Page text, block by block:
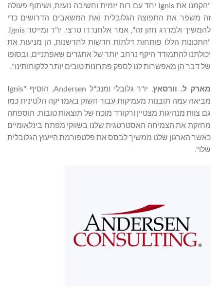
"הקמנו את Ignis יחד עם רוח יזמית וחשיבה נועזת, ושיתוף פעולה
זה משפר את התפוצה הגלובלית ואת המשאבים הדרושים כדי
להמשיך ולמדרג חזון זה", אמר אלחנדרו טרצי, יו"ר ומייסד Ignis.
"התכונות הללו פותחות דלתות חדשות לחדשנות, הן מניעות את
יכולתנו להתמודד היקף נרחב יותר של אתגרים שאפתניים, ובסופו
של דבר הן מאפשרות לנו לספק פתרונות טובים יותר ללקוחותינו".
מארק ל. וורסאץ
, יו"ר גלובלי ומנכ"ל Andersen, הוסיף "Ignis
מביאה עמה תובנות מעמיקות עבור השוק באמריקה הלטינית כמו
גם צוות מנהיגות מצטיין ורקורד מוכח של תוצאות טובות. הוספתה
מחזקת את הצמיחה האסטרטגית שלנו בשווקי מפתח בינלאומיים
כאשר הארגון שלנו ממשיך לבסס את פלטפורמת הייעוץ הגלובלית
שלו".